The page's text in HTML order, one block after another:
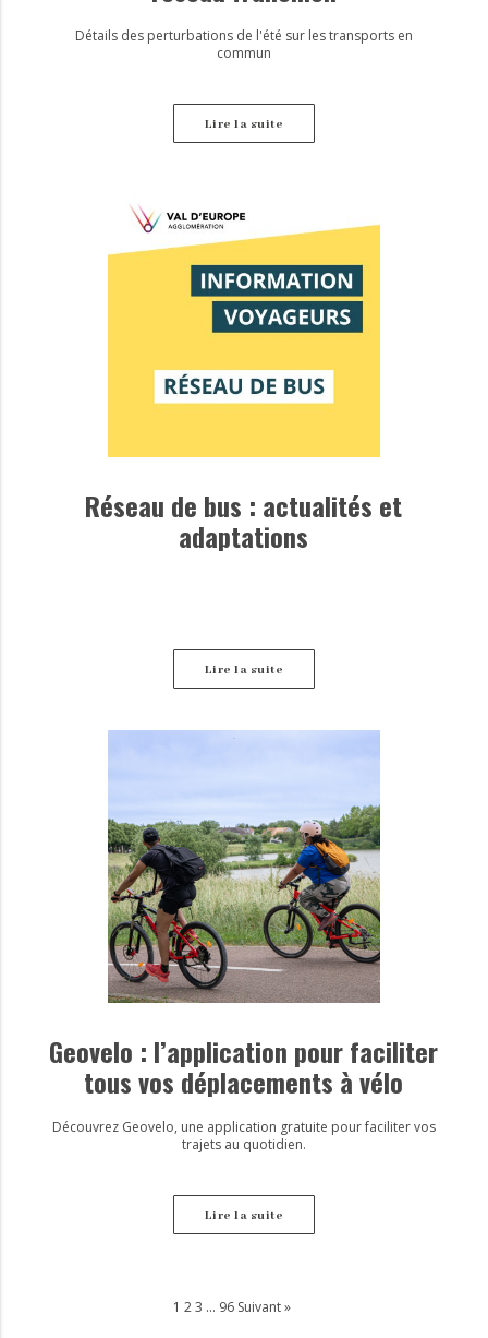
Détails des perturbations de l'été sur les transports en
commun
Lire la suite
Réseau de bus : actualités et
adaptations
concernant les perturbations des lignes de bus.
Lire la suite
Geovelo : l’application pour faciliter
tous vos déplacements à vélo
Découvrez Geovelo, une application gratuite pour faciliter vos
trajets au quotidien.
Lire la suite
1 2 3 … 96 Suivant »